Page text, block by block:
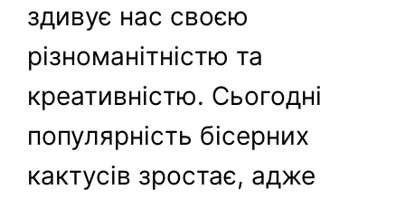
здивує нас своєю
різноманітністю та
креативністю. Сьогодні
популярність бісерних
кактусів зростає, адже